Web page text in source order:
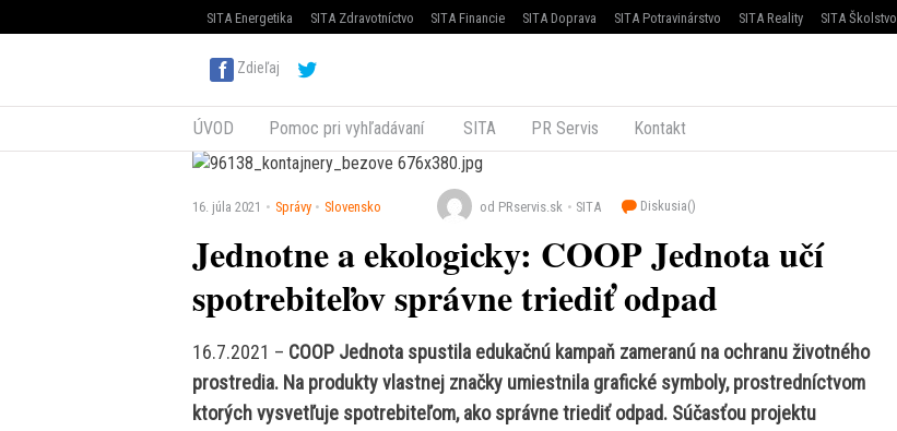
SITA Energetika SITA Zdravotníctvo SITA Financie SITA Doprava SITA Potravinárstvo SITA Reality SITA Školstvo
Zdieľaj
ÚVOD Pomoc pri vyhľadávaní SITA PR Servis Kontakt
16. júla 2021 Správy Slovensko od PRservis.sk SITA Diskusia()
Jednotne a ekologicky: COOP Jednota učí
spotrebiteľov správne triediť odpad
16.7.2021 – COOP Jednota spustila edukačnú kampaň zameranú na ochranu životného
prostredia. Na produkty vlastnej značky umiestnila grafické symboly, prostredníctvom
ktorých vysvetľuje spotrebiteľom, ako správne triediť odpad. Súčasťou projektu